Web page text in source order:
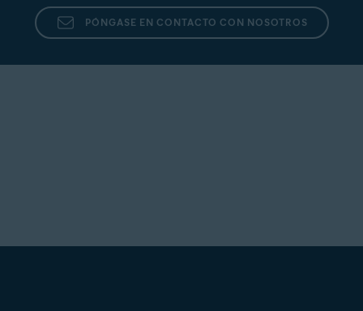
PÓNGASE EN CONTACTO CON NOSOTROS